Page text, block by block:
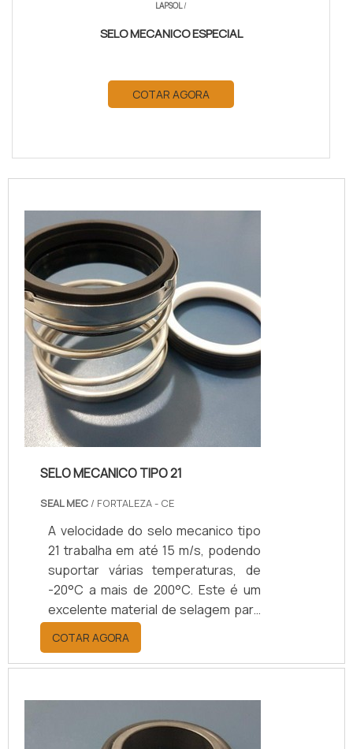
LAPSOL/
SELO MECANICO ESPECIAL
COTAR AGORA
SELO MECANICO TIPO 21
SEAL MEC / FORTALEZA - CE
A velocidade do selo mecanico tipo
21 trabalha em até 15 m/s, podendo
suportar várias temperaturas, de
-20°C a mais de 200°C. Este é um
excelente material de selagem para
indústrias de bebidas, alimentos e
farmacêuticas.O selo mecânico é
um elemento comumente utilizado
está presente em vários
COTAR AGORA